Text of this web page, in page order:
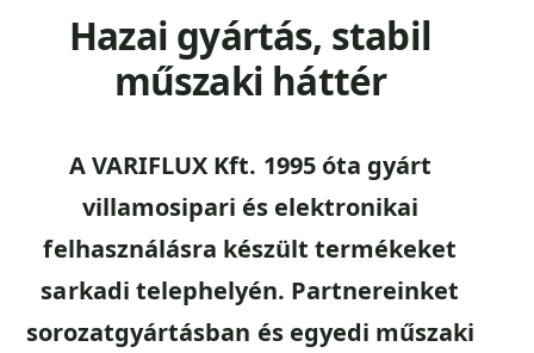
Hazai gyártás, stabil
műszaki háttér
A VARIFLUX Kft. 1995 óta gyárt
villamosipari és elektronikai
felhasználásra készült termékeket
sarkadi telephelyén. Partnereinket
sorozatgyártásban és egyedi műszaki